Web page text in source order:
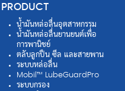
PRODUCT
น้ำมันหล่อลื่นอุตสาหกรรม
น้ำมันหล่อลื่นยานยนต์เพื่อ
การพานิชย์
ตลับลูกปืน ซีล และสายพาน
ระบบหล่อลื่น
Mobil™ LubeGuardPro
ระบบกรอง